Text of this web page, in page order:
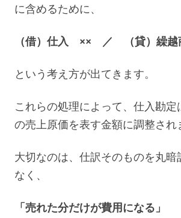
に含めるために、
（借）仕入 ×× ／ （貸）繰
という考え方が出てきます。
これらの処理によって、仕入勘定
の売上原価を表す金額に調整され
大切なのは、仕訳そのものを丸暗
なく、
「売れた分だけが費用になる」